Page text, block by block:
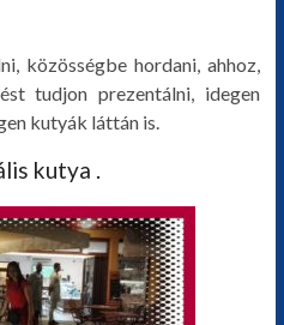
közösségbe hordani, ahhoz,
tudjon prezentálni, idegen
kutyák láttán is.
kutya .